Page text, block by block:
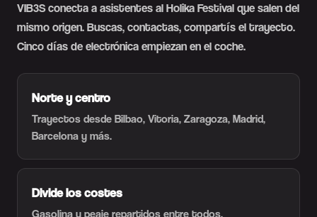
VIB3S conecta a asistentes al Holika Festival que salen del
mismo origen. Buscas, contactas, compartís el trayecto.
Cinco días de electrónica empiezan en el coche.
Norte y centro
Trayectos desde Bilbao, Vitoria, Zaragoza, Madrid,
Barcelona y más.
Divide los costes
Gasolina y peaje repartidos entre todos.